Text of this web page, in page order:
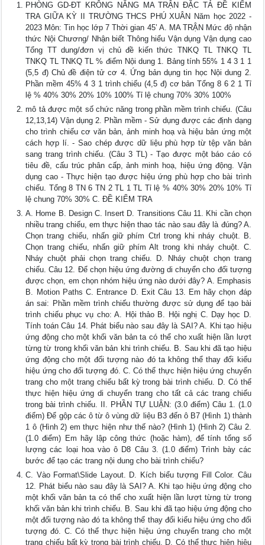
PHÒNG GD-ĐT KRÔNG NĂNG MA TRẬN ĐẶC TẢ ĐỀ KIỂM
TRA GIỮA KỲ II TRƯỜNG THCS PHÚ XUÂN Năm học 2022 -
2023 Môn: Tin học lớp 7 Thời gian 45’ A. MA TRẬN Mức độ nhận
thức Nội Chương/ Nhận biết Thông hiểu Vận dụng Vận dụng cao
Tổng TT dung/đơn vị chủ đề kiến thức TNKQ TL TNKQ TL
TNKQ TL TNKQ TL % điểm Nội dung 1. Bảng tính 55% 1 4 3 1 1
(5,5 đ) Chủ đề điện tử cơ 4. Ứng bản dụng tin học Nội dung 2.
Phần mềm 45% 4 3 1 trình chiếu (4,5 đ) cơ bản Tổng 8 6 2 1 Tỉ
lệ % 40% 30% 20% 10% 100% Tỉ lệ chung 70% 30% 100%
mô tả được một số chức năng trong phần mềm trình chiếu. (Câu
12,13,14) Vận dụng 2. Phần mềm - Sử dụng được các định dạng
cho trình chiếu cơ văn bản, ảnh minh hoạ và hiệu bản ứng một
cách hợp lí. - Sao chép được dữ liệu phù hợp từ tệp văn bản
sang trang trình chiếu. (Câu 3 TL) - Tạo được một báo cáo có
tiêu đề, cấu trúc phân cấp, ảnh minh hoạ, hiệu ứng động. Vận
dụng cao - Thực hiện tạo được hiệu ứng phù hợp cho bài trình
chiếu. Tổng 8 TN 6 TN 2 TL 1 TL Tỉ lệ % 40% 30% 20% 10% Tỉ
lệ chung 70% 30% C. ĐỀ KIỂM TRA
A. Home B. Design C. Insert D. Transitions Câu 11. Khi cần chọn
nhiều trang chiếu, em thực hiện thao tác nào sau đây là đúng? A.
Chọn trang chiếu, nhấn giữ phím Ctrl trong khi nháy chuột. B.
Chọn trang chiếu, nhấn giữ phím Alt trong khi nháy chuột. C.
Nháy chuột phải chọn trang chiếu. D. Nháy chuột chọn trang
chiếu. Câu 12. Để chọn hiệu ứng đường di chuyển cho đối tượng
được chọn, em chọn nhóm hiệu ứng nào dưới đây? A. Emphasis
B. Motion Paths C. Entrance D. Exit Câu 13. Em hãy chọn đáp
án sai: Phần mềm trình chiếu thường được sử dụng để tạo bài
trình chiếu phục vụ cho: A. Hội thảo B. Hội nghị C. Dạy học D.
Tính toán Câu 14. Phát biểu nào sau đây là SAI? A. Khi tạo hiệu
ứng động cho một khối văn bản ta có thể cho xuất hiện lần lượt
từng từ trong khối văn bản khi trình chiếu. B. Sau khi đã tạo hiệu
ứng động cho một đối tượng nào đó ta không thể thay đổi kiểu
hiệu ứng cho đối tượng đó. C. Có thể thực hiện hiệu ứng chuyển
trang cho một trang chiếu bất kỳ trong bài trình chiếu. D. Có thể
thực hiện hiệu ứng di chuyển trang cho tất cả các trang chiếu
trong bài trình chiếu. II. PHẦN TỰ LUẬN: (3.0 điểm) Câu 1. (1.0
điểm) Để gộp các ô từ ô vùng dữ liệu B3 đến ô B7 (Hình 1) thành
1 ô (Hình 2) em thực hiện như thế nào? (Hình 1) (Hình 2) Câu 2.
(1.0 điểm) Em hãy lập công thức (hoặc hàm), để tính tổng số
lượng các loại hoa vào ô D8 Câu 3. (1.0 điểm) Trình bày các
bước để tạo các trang nội dung cho bài trình chiếu?
C. Vào Format\Slide Layout. D. Kích biểu tượng Fill Color. Câu
12. Phát biểu nào sau đây là SAI? A. Khi tạo hiệu ứng động cho
một khối văn bản ta có thể cho xuất hiện lần lượt từng từ trong
khối văn bản khi trình chiếu. B. Sau khi đã tạo hiệu ứng động cho
một đối tượng nào đó ta không thể thay đổi kiểu hiệu ứng cho đối
tượng đó. C. Có thể thực hiện hiệu ứng chuyển trang cho một
trang chiếu bất kỳ trong bài trình chiếu. D. Có thể thực hiện hiệu